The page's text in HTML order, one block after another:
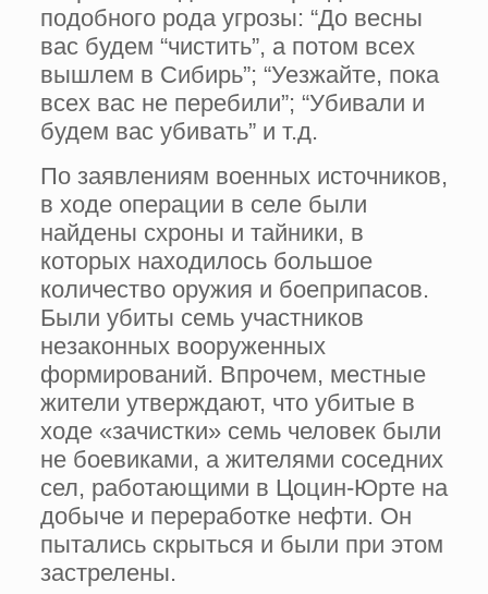
подобного рода угрозы: “До весны
вас будем “чистить”, а потом всех
вышлем в Сибирь”; “Уезжайте, пока
всех вас не перебили”; “Убивали и
будем вас убивать” и т.д.
По заявлениям военных источников,
в ходе операции в селе были
найдены схроны и тайники, в
которых находилось большое
количество оружия и боеприпасов.
Были убиты семь участников
незаконных вооруженных
формирований. Впрочем, местные
жители утверждают, что убитые в
ходе «зачистки» семь человек были
не боевиками, а жителями соседних
сел, работающими в Цоцин-Юрте на
добыче и переработке нефти. Он
пытались скрыться и были при этом
застрелены.